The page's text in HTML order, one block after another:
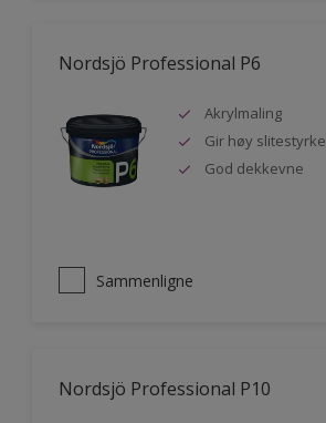
Nordsjö Professional P6
Akrylmaling
Gir høy slitestyrke
God dekkevne
Sammenligne
Nordsjö Professional P10